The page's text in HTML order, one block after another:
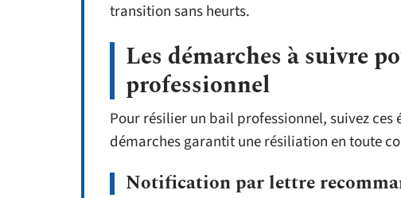
transition sans heurts.
Les démarches à suivre
professionnel
Pour résilier un bail professionnel, suivez ces
démarches garantit une résiliation en toute
Notification par lettre